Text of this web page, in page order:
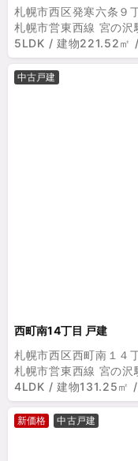
札幌市西区発寒六条９
札幌市営東西線 宮の沢
5LDK / 建物221.52㎡
中古戸建
西町南14丁目 戸建
札幌市西区西町南１４
札幌市営東西線 宮の沢
4LDK / 建物131.25㎡
新価格 中古戸建